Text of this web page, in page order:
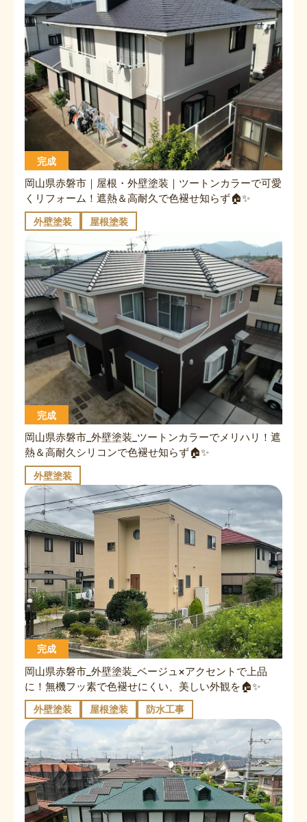
完成
岡山県赤磐市｜屋根・外壁塗装｜ツートンカラーで可愛
くリフォーム！遮熱＆高耐久で色褪せ知らず🏠✨
外壁塗装 屋根塗装
完成
岡山県赤磐市_外壁塗装_ツートンカラーでメリハリ！遮
熱＆高耐久シリコンで色褪せ知らず🏠✨
外壁塗装
完成
岡山県赤磐市_外壁塗装_ベージュ×アクセントで上品
に！無機フッ素で色褪せにくい、美しい外観を🏠✨
外壁塗装 屋根塗装 防水工事